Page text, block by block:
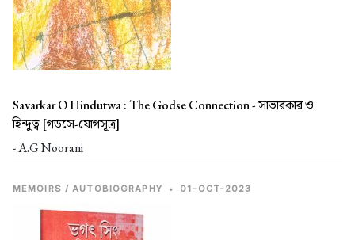
Savarkar O Hindutwa : The Godse Connection -সাভারকার ও
হিন্দুত্ব [গডসে-যোগসূত্র]
- A.G Noorani
MEMOIRS / AUTOBIOGRAPHY • 01-OCT-2023